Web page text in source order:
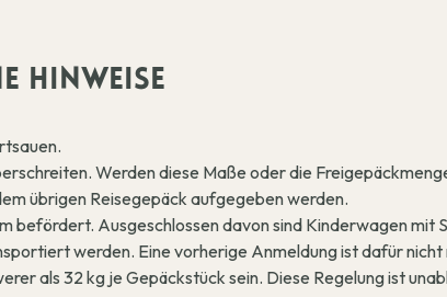
HINWEISE
Werden diese Maße oder die
übrigen Reisegepäck aufgegeben werden.
Ausgeschlossen davon sind Kinderwagen mit
werden. Eine vorherige Anmeldung ist dafür
als 32 kg je Gepäckstück sein. Diese Regelung ist